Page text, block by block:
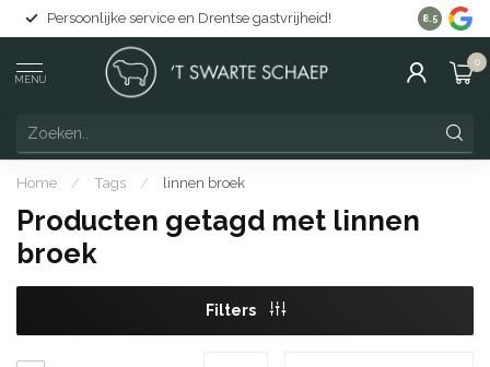
Persoonlijke service en Drentse gastvrijheid! Gratis
8.5
MENU
0
Home / Tags / linnen broek
Producten getagd met linnen
broek
Filters